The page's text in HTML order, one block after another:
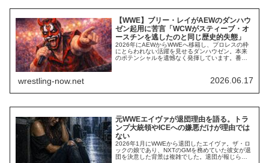
【WWE】ブリー・レイがAEWのダンハウ
ゼン起用に苦言「WCWがスティーブ・オ
ースチンを逃したのと同じ歴史的失態」
2026年にAEWからWWEへ移籍し、プロレスの枠
にとらわれない活躍を見せるダンハウゼン。本来
のポテンシャルを遺憾なく発揮しています。番組
スが歴史的快進撃を続けたことで知名度が飛躍的
に上昇。ポップカルチャーにおける存在感は無視
wrestling-now.net 2026.06.17
元WWEエイヴァが退団理由を語る。トラ
ンプ大統領やICEへの嫌悪だけが理由では
ない
2026年1月にWWEから退団したエイヴァ。ザ・ロ
ックの娘であり、NXTのGMを務めていた彼女が退
団を決意した背景は複雑でした。退団が報じられ